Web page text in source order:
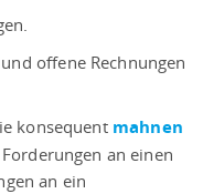
offene Rechnungen
konsequent mahnen
an einen
an ein